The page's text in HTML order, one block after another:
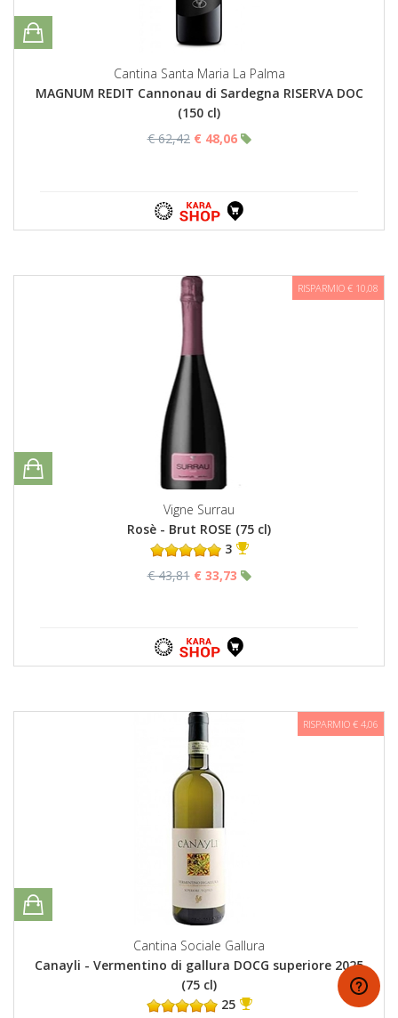
Cantina Santa Maria La Palma
MAGNUM REDIT Cannonau di Sardegna RISERVA DOC
(150 cl)
€ 62,42 € 48,06
RISPARMIO € 10,08
Vigne Surrau
Rosè - Brut ROSE (75 cl)
3
€ 43,81 € 33,73
RISPARMIO € 4,06
Cantina Sociale Gallura
Canayli - Vermentino di gallura DOCG superiore 2025
(75 cl)
25